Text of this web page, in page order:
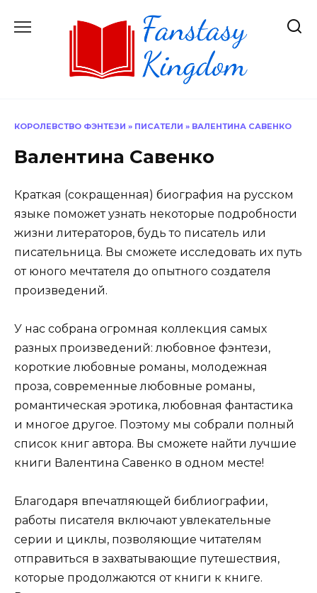
КОРОЛЕВСТВО ФЭНТЕЗИ » ПИСАТЕЛИ » ВАЛЕНТИНА САВЕНКО
Валентина Савенко
Краткая (сокращенная) биография на русском
языке поможет узнать некоторые подробности
жизни литераторов, будь то писатель или
писательница. Вы сможете исследовать их путь
от юного мечтателя до опытного создателя
произведений.
У нас собрана огромная коллекция самых
разных произведений: любовное фэнтези,
короткие любовные романы, молодежная
проза, современные любовные романы,
романтическая эротика, любовная фантастика
и многое другое. Поэтому мы собрали полный
список книг автора. Вы сможете найти лучшие
книги Валентина Савенко в одном месте!
Благодаря впечатляющей библиографии,
работы писателя включают увлекательные
серии и циклы, позволяющие читателям
отправиться в захватывающие путешествия,
которые продолжаются от книги к книге.